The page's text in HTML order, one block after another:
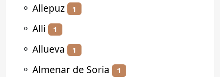
⚬ Allepuz 1
⚬ Alli 1
⚬ Allueva 1
⚬ Almenar de Soria 1